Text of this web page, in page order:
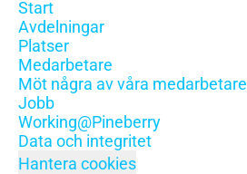
Start
Avdelningar
Platser
Medarbetare
Möt några av våra medarbetare
Jobb
Working@Pineberry
Data och integritet
Hantera cookies